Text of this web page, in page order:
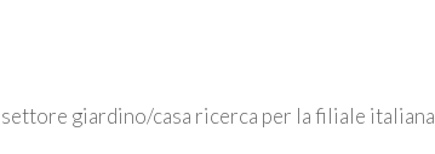
giardino/casa ricerca per la filiale italiana